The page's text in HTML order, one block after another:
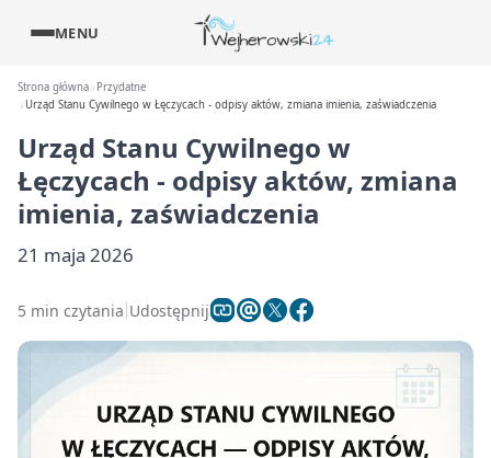
MENU
Strona główna
Przydatne
Urząd Stanu Cywilnego w Łęczycach - odpisy aktów, zmiana imienia, zaświadczenia
Urząd Stanu Cywilnego w
Łęczycach - odpisy aktów, zmiana
imienia, zaświadczenia
21 maja 2026
5 min czytania Udostępnij